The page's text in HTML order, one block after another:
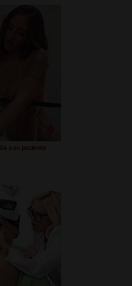
a su paciente